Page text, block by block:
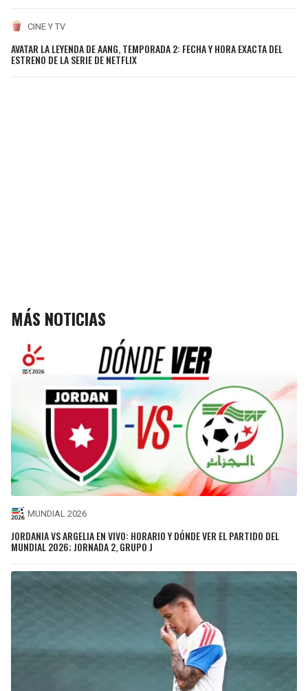
CINE Y TV
AVATAR LA LEYENDA DE AANG, TEMPORADA 2: FECHA Y HORA EXACTA DEL
ESTRENO DE LA SERIE DE NETFLIX
MÁS NOTICIAS
MUNDIAL 2026
JORDANIA VS ARGELIA EN VIVO: HORARIO Y DÓNDE VER EL PARTIDO DEL
MUNDIAL 2026; JORNADA 2, GRUPO J